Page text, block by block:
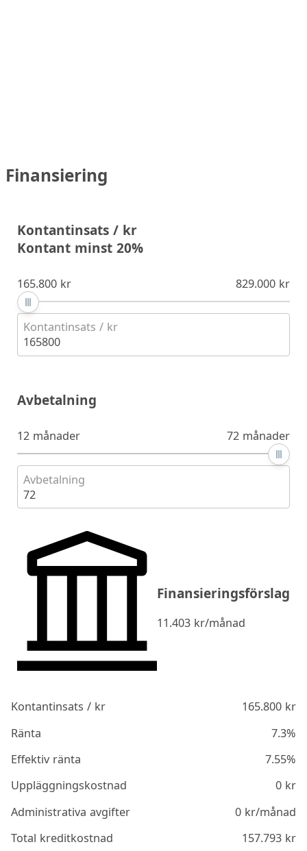
Finansiering
Kontantinsats / kr
Kontant minst 20%
165.800 kr 829.000 kr
Kontantinsats / kr
165800
Avbetalning
12 månader 72 månader
Avbetalning
72
Finansieringsförslag
11.403 kr/månad
Kontantinsats / kr 165.800kr
Ränta
7.3%
Effektiv ränta
7.55%
Uppläggningskostnad
0kr
Administrativa avgifter
0kr/månad
Total kreditkostnad
157.793kr